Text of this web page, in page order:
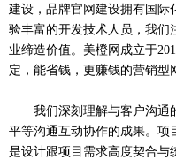
建设，品牌官网建设拥有国际
验丰富的开发技术人员，我们
业缔造价值。美橙网成立于
定，能省钱，更赚钱的营销型
我们深刻理解与客户沟通
平等沟通互动协作的成果。项
是设计跟项目需求高度契合与